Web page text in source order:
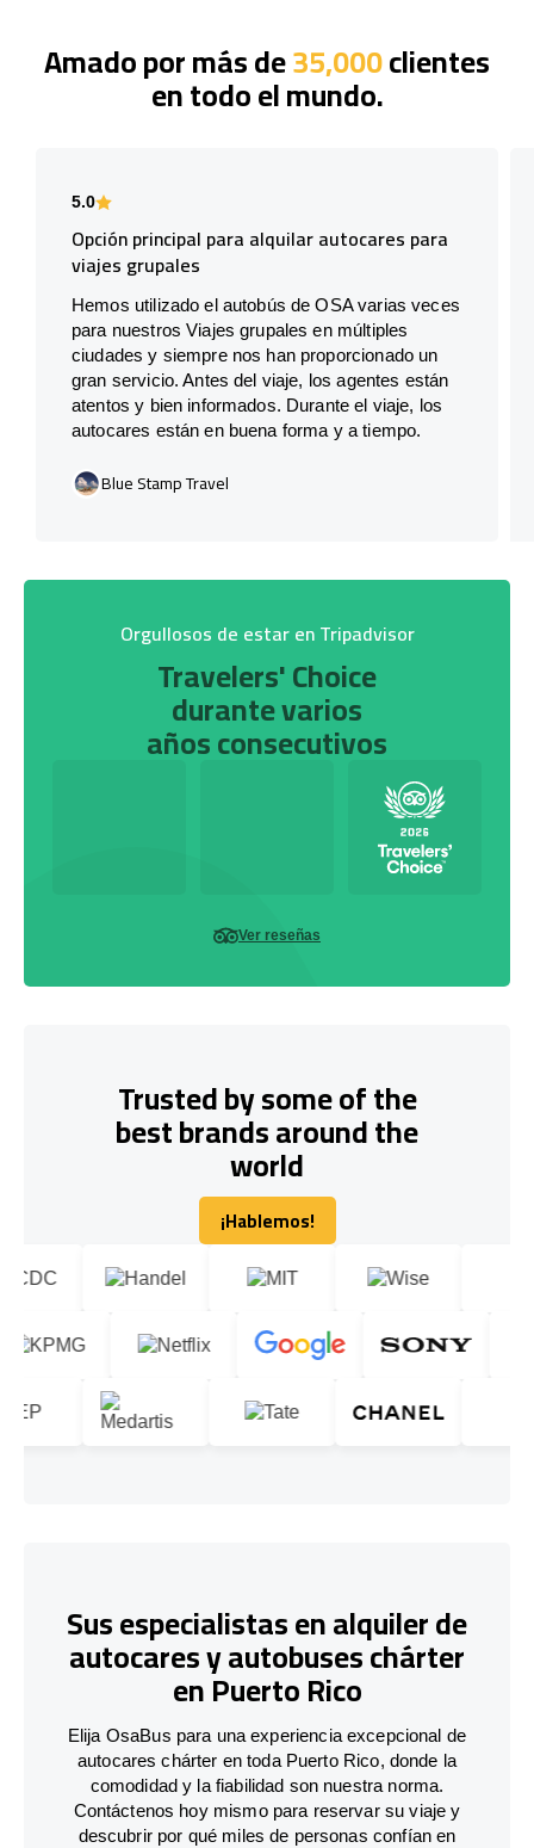
Amado por más de35,000clientes
en todo el mundo.
5.0
Opción principal para alquilar autocares para
viajes grupales
Hemos utilizado el autobús de OSA varias veces
para nuestros Viajes grupales en múltiples
ciudades y siempre nos han proporcionado un
gran servicio. Antes del viaje, los agentes están
atentos y bien informados. Durante el viaje, los
autocares están en buena forma y a tiempo.
Blue Stamp Travel
Orgullosos de estar en Tripadvisor
Travelers' Choice
durante varios
años consecutivos
Ver reseñas
Trusted by some of the
best brands around the
world
¡Hablemos!
¡Hablemos!
Sus especialistas en alquiler de
autocares y autobuses chárter
en Puerto Rico
Elija OsaBus para una experiencia excepcional de
autocares chárter en toda Puerto Rico, donde la
comodidad y la fiabilidad son nuestra norma.
Contáctenos hoy mismo para reservar su viaje y
descubrir por qué miles de personas confían en